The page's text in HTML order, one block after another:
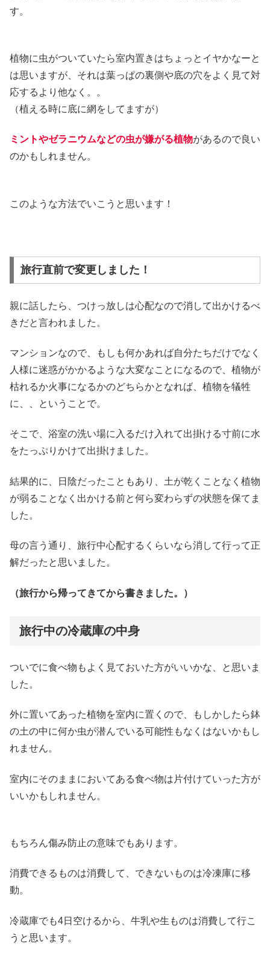
す。
植物に虫がついていたら室内置きはちょっとイヤかなーと
は思いますが、それは葉っぱの裏側や底の穴をよく見て対
応するより他なく。。
（植える時に底に網をしてますが）
ミントやゼラニウムなどの虫が嫌がる植物があるので良い
のかもしれません。
このような方法でいこうと思います！
旅行直前で変更しました！
親に話したら、つけっ放しは心配なので消して出かけるべ
きだと言われました。
マンションなので、もしも何かあれば自分たちだけでなく
人様に迷惑がかかるような大変なことになるので、植物が
枯れるか火事になるかのどちらかとなれば、植物を犠牲
に、、ということで。
そこで、浴室の洗い場に入るだけ入れて出掛ける寸前に水
をたっぷりかけて出掛けました。
結果的に、日陰だったこともあり、土が乾くことなく植物
が弱ることなく出かける前と何ら変わらずの状態を保てま
した。
母の言う通り、旅行中心配するくらいなら消して行って正
解だったと思いました。
（旅行から帰ってきてから書きました。）
旅行中の冷蔵庫の中身
ついでに食べ物もよく見ておいた方がいいかな、と思いま
した。
外に置いてあった植物を室内に置くので、もしかしたら鉢
の土の中に何か虫が潜んでいる可能性もなくはないかもし
れません。
室内にそのままにおいてある食べ物は片付けていった方が
いいかもしれません。
もちろん傷み防止の意味でもあります。
消費できるものは消費して、できないものは冷凍庫に移
動。
冷蔵庫でも4日空けるから、牛乳や生ものは消費して行こ
うと思います。